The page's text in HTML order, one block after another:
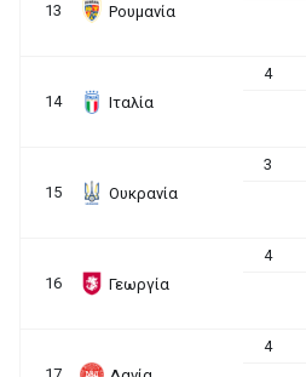
13 Ρουμανία
14 Ιταλία
4
15 Ουκρανία
3
16 Γεωργία
4
4